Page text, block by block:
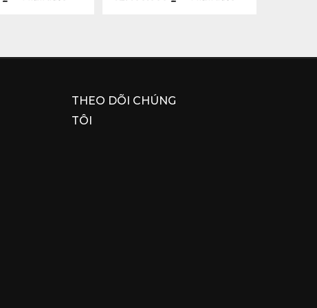
THEO DÕI CHÚNG
TÔI